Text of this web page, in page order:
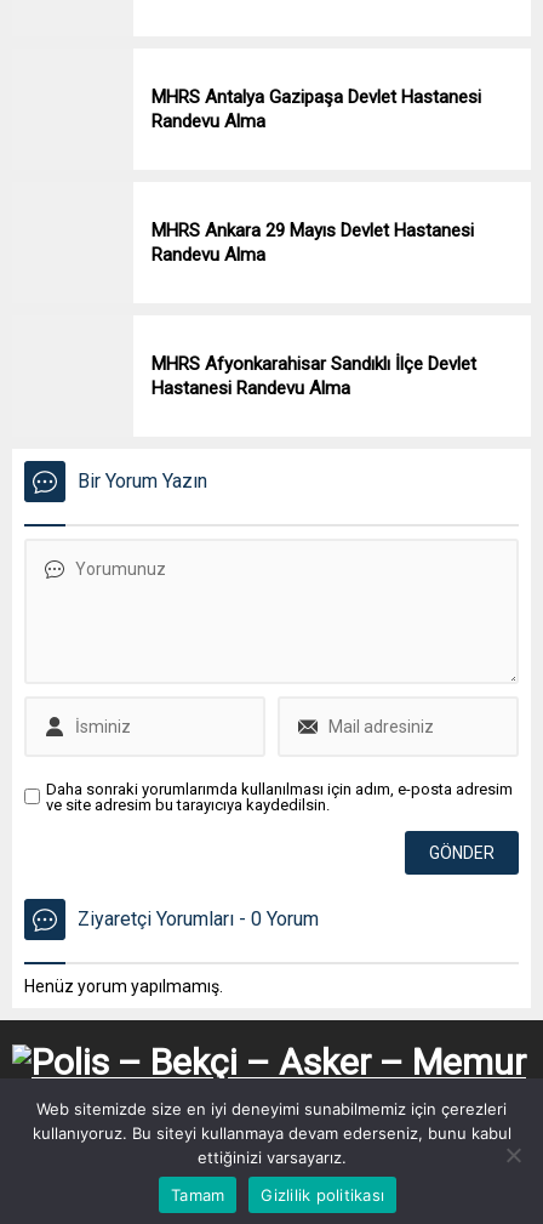
MHRS Antalya Gazipaşa Devlet Hastanesi
Randevu Alma
MHRS Ankara 29 Mayıs Devlet Hastanesi
Randevu Alma
MHRS Afyonkarahisar Sandıklı İlçe Devlet
Hastanesi Randevu Alma
Bir Yorum Yazın
Daha sonraki yorumlarımda kullanılması için adım, e-posta adresim
ve site adresim bu tarayıcıya kaydedilsin.
Ziyaretçi Yorumları - 0 Yorum
Henüz yorum yapılmamış.
Web sitemizde size en iyi deneyimi sunabilmemiz için çerezleri
kullanıyoruz. Bu siteyi kullanmaya devam ederseniz, bunu kabul
ettiğinizi varsayarız.
Tamam
Gizlilik politikası